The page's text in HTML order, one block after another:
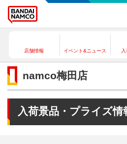
店舗情報 イベント&ニュース
namco梅田店
入荷景品・プライズ情